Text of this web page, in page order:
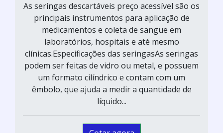
As seringas descartáveis preço acessível são os
principais instrumentos para aplicação de
medicamentos e coleta de sangue em
laboratórios, hospitais e até mesmo
clínicas.Especificações das seringasAs seringas
podem ser feitas de vidro ou metal, e possuem
um formato cilíndrico e contam com um
êmbolo, que ajuda a medir a quantidade de
líquido...